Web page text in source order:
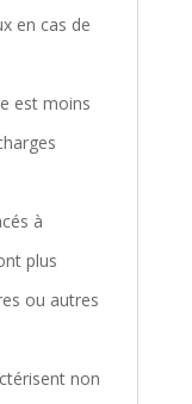
en cas de
est moins
à
plus
ou autres
non